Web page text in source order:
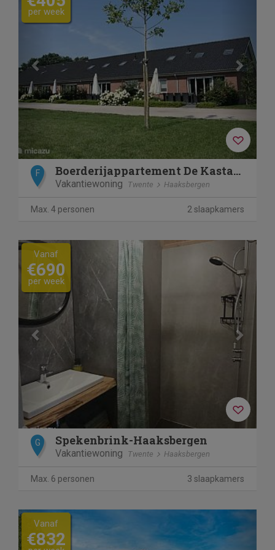
per week
F Boerderijappartement De Kastanje
Vakantiewoning Twente Haaksbergen
Max. 4 personen 2 slaapkamers
Previous Next
Vanaf
€690
per week
G Spekenbrink-Haaksbergen
Vakantiewoning Twente Haaksbergen
Max. 6 personen 3 slaapkamers
Previous Next
Vanaf
€832